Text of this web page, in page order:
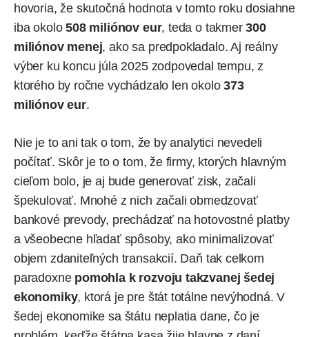
hovoria, že skutočná hodnota v tomto roku dosiahne
iba okolo508 miliónov eur, teda o takmer300
miliónov menej, ako sa predpokladalo. Aj reálny
výber ku koncu júla 2025 zodpovedal tempu, z
ktorého by ročne vychádzalo len okolo373
miliónov eur.
Nie je to ani tak o tom, že by analytici nevedeli
počítať. Skôr je to o tom, že firmy, ktorých hlavným
cieľom bolo, je aj bude generovať zisk, začali
špekulovať. Mnohé z nich začali obmedzovať
bankové prevody, prechádzať na hotovostné platby
a všeobecne hľadať spôsoby, ako minimalizovať
objem zdaniteľných transakcií. Daň tak celkom
paradoxne pomohla k rozvoju takzvanej šedej
ekonomiky, ktorá je pre štát totálne nevýhodná. V
šedej ekonomike sa štátu neplatia dane, čo je